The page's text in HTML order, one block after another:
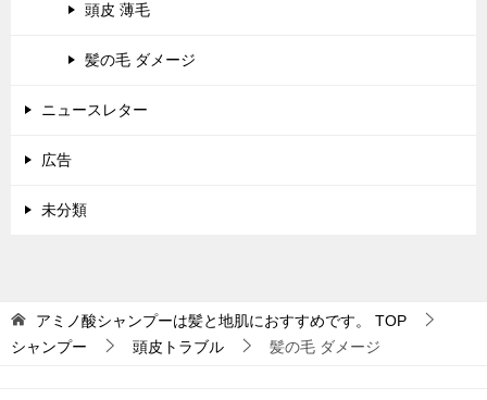
頭皮 薄毛
髪の毛 ダメージ
ニュースレター
広告
未分類
アミノ酸シャンプーは髪と地肌におすすめです。
TOP
シャンプー
頭皮トラブル 髪の毛 ダメージ